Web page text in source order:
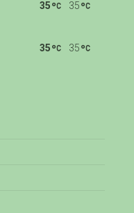
35
35
35
35